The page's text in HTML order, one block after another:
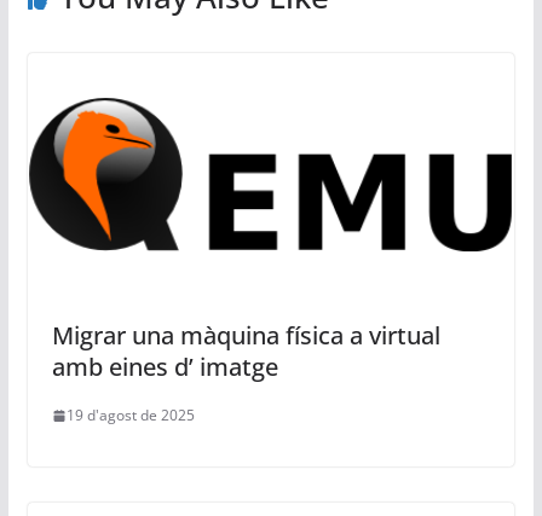
Migrar una màquina física a virtual
amb eines d’ imatge
19 d'agost de 2025